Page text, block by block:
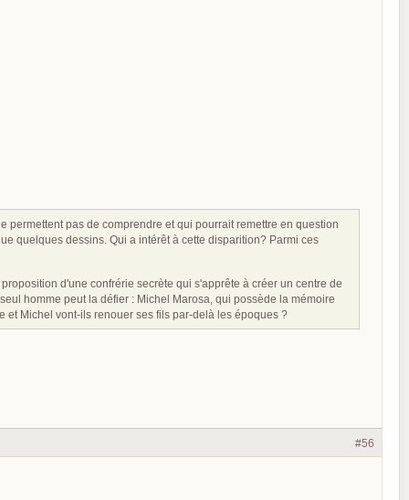
pas de comprendre et qui pourrait remettre en question
quelques dessins. Qui a intérêt à cette disparition? Parmi ces
d'une confrérie secrète qui s'apprête à créer un centre de
homme peut la défier : Michel Marosa, qui possède la mémoire
et Michel vont-ils renouer ses fils par-delà les époques ?
#56